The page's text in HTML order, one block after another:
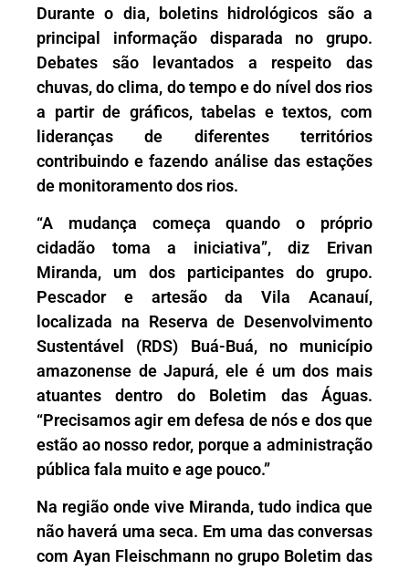
Durante o dia, boletins hidrológicos são a
principal informação disparada no grupo.
Debates são levantados a respeito das
chuvas, do clima, do tempo e do nível dos rios
a partir de gráficos, tabelas e textos, com
lideranças de diferentes territórios
contribuindo e fazendo análise das estações
de monitoramento dos rios.
“A mudança começa quando o próprio
cidadão toma a iniciativa”, diz Erivan
Miranda, um dos participantes do grupo.
Pescador e artesão da Vila Acanauí,
localizada na Reserva de Desenvolvimento
Sustentável (RDS) Buá-Buá, no município
amazonense de Japurá, ele é um dos mais
atuantes dentro do Boletim das Águas.
“Precisamos agir em defesa de nós e dos que
estão ao nosso redor, porque a administração
pública fala muito e age pouco.”
Na região onde vive Miranda, tudo indica que
não haverá uma seca. Em uma das conversas
com Ayan Fleischmann no grupo Boletim das